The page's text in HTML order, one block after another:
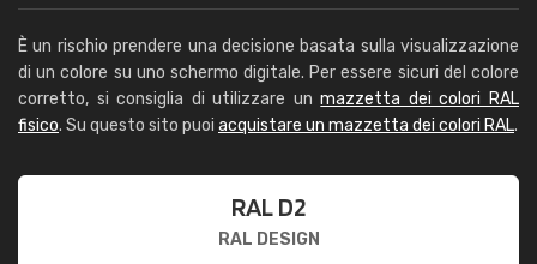
È un rischio prendere una decisione basata sulla visualizzazione
di un colore su uno schermo digitale. Per essere sicuri del colore
corretto, si consiglia di utilizzare unmazzetta dei colori RAL
fisico. Su questo sito puoi acquistare un mazzetta dei colori RAL.
RAL D2
RAL DESIGN